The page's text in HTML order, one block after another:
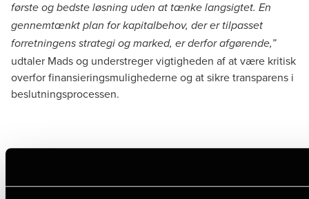
første og bedste løsning uden at tænke langsigtet. En
gennemtænkt plan for kapitalbehov, der er tilpasset
forretningens strategi og marked, er derfor afgørende,”
udtaler Mads og understreger vigtigheden af at være kritisk
overfor finansieringsmulighederne og at sikre transparens i
beslutningsprocessen.
Når en startup ønsker at tiltrække investorer, er det ikke